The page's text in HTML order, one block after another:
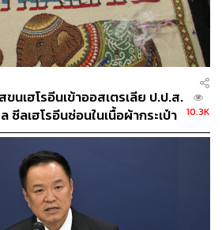
157
ABOUT THE AUTHOR
THE STANDARD TEAM
กองบรรณาธิการ THE STANDARD
นเฮโรอีนเข้าออสเตรเลีย ป.ป.ส.
ลเฮโรอีนซ่อนในเนื้อผ้ากระเป๋า
วตารจ้างขนของ
10.3K